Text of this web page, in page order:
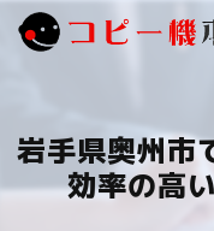
岩手県奥州市
効率の高